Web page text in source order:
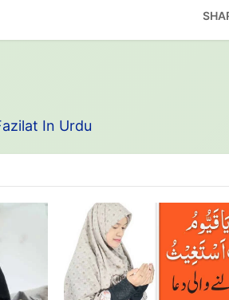
In Urdu